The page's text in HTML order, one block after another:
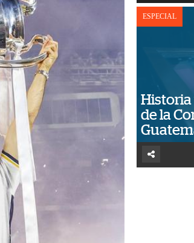
ESPECIAL
Historia
de la